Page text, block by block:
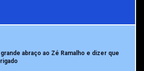
abraço ao Zé Ramalho e dizer que